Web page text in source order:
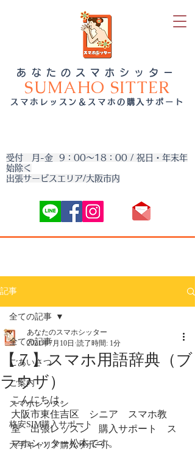
あなたのスマホシッター
SUMAHO SITTER
スマホレッスン＆スマホの購入サポート
受付 月-金 9：00～18：00 / 祝日・年末年
始除く
出張サービスエリア/大阪市内
記事
全ての記事
ごあいさつ
ご案内
スマホレッスン
格安SIM購入サポート
大手キャリア購入サポート
全ての記事
【７】スマホ用語辞典（ブ
ラウザ）
あなたのスマホシッター
2021年7月10日 読了時間: 1分
こんにちは。
大阪市東住吉区　シニア　スマホ教
室　出張レッスン　購入サポート　ス
マホシッター松本です。